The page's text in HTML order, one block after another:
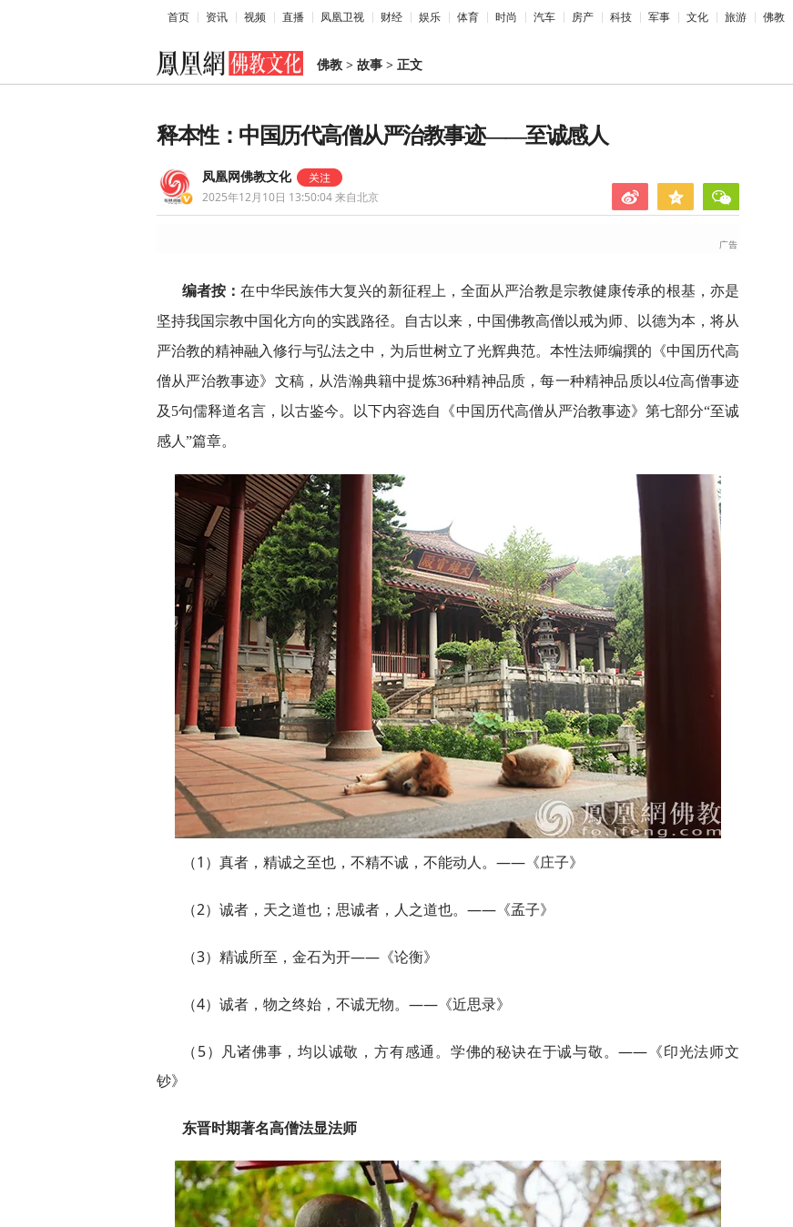
首页 资讯 视频 直播 凤凰卫视 财经 娱乐 体育 时尚 汽车 房产 科技 军事 文化 旅游 佛教
佛教 > 故事 > 正文
释本性：中国历代高僧从严治教事迹——至诚感人
凤凰网佛教文化
2025年12月10日 13:50:04来自北京
编者按：在中华民族伟大复兴的新征程上，全面从严治教是宗教健康传承的根基，亦是
坚持我国宗教中国化方向的实践路径。自古以来，中国佛教高僧以戒为师、以德为本，将从
严治教的精神融入修行与弘法之中，为后世树立了光辉典范。本性法师编撰的《中国历代高
僧从严治教事迹》文稿，从浩瀚典籍中提炼36种精神品质，每一种精神品质以4位高僧事迹
及5句儒释道名言，以古鉴今。以下内容选自《中国历代高僧从严治教事迹》第七部分“至诚
感人”篇章。
（1）真者，精诚之至也，不精不诚，不能动人。——《庄子》
（2）诚者，天之道也；思诚者，人之道也。——《孟子》
（3）精诚所至，金石为开——《论衡》
（4）诚者，物之终始，不诚无物。——《近思录》
（5）凡诸佛事，均以诚敬，方有感通。学佛的秘诀在于诚与敬。——《印光法师文
钞》
东晋时期著名高僧法显法师